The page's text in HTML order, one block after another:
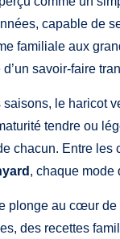
capable de
familiale aux
savoir-faire
saisons, le haricot
tendre ou
chacun. Entre les
, chaque mode
plonge au cœur de
des recettes